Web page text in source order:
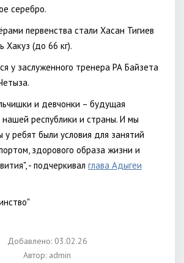
Добавлено: 03.02.26
Автор: admin
серебро.
первенства стали Хасан Тигиев
Хакуз (до 66 кг).
у заслуженного тренера РА Байзета
и девчонки – будущая
нашей республики и страны. И мы
у ребят были условия для занятий
здорового образа жизни и
- подчеркивал глава Адыгеи